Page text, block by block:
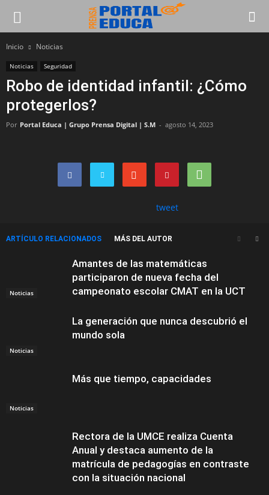
Inicio Noticias
Noticias Seguridad
Robo de identidad infantil: ¿Cómo
protegerlos?
Por Portal Educa | Grupo Prensa Digital | S.M - agosto 14, 2023
tweet
ARTÍCULO RELACIONADOS MÁS DEL AUTOR
Noticias
Amantes de las matemáticas
participaron de nueva fecha del
campeonato escolar CMAT en la UCT
Noticias
La generación que nunca descubrió el
mundo sola
Noticias
Más que tiempo, capacidades
Rectora de la UMCE realiza Cuenta
Anual y destaca aumento de la
matrícula de pedagogías en contraste
con la situación nacional